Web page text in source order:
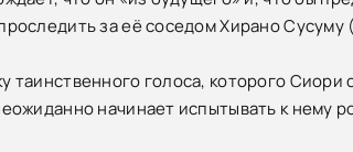
за её соседом Хирано
таинственного голоса, которого
начинает испытывать к нему